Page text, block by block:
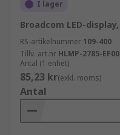
I lager
Broadcom LED-
RS-artikelnummer 109-400
Tillv. art.nr HLMP-2785-
Antal (1 enhet)
85,23 kr(exkl. moms)
Antal